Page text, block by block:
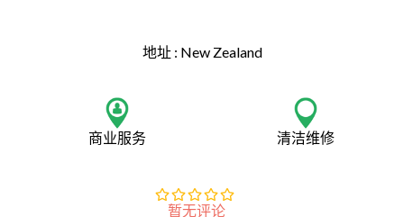
地址 : New Zealand
商业服务 清洁维修
暂无评论